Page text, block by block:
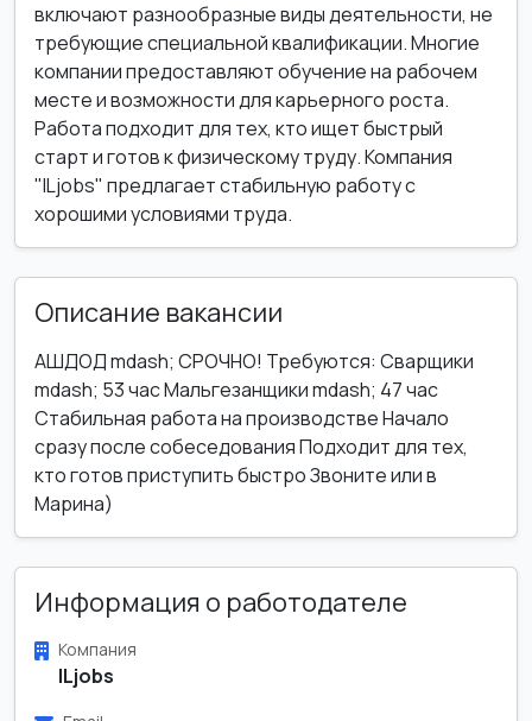
включают разнообразные виды деятельности, не
требующие специальной квалификации. Многие
компании предоставляют обучение на рабочем
месте и возможности для карьерного роста.
Работа подходит для тех, кто ищет быстрый
старт и готов к физическому труду. Компания
"ILjobs" предлагает стабильную работу с
хорошими условиями труда.
Описание вакансии
АШДОД mdash; СРОЧНО! Требуются: Сварщики
mdash; 53 час Мальгезанщики mdash; 47 час
Стабильная работа на производстве Начало
сразу после собеседования Подходит для тех,
кто готов приступить быстро Звоните или в
Марина)
Информация о работодателе
Компания
ILjobs